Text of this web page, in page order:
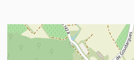
+
−